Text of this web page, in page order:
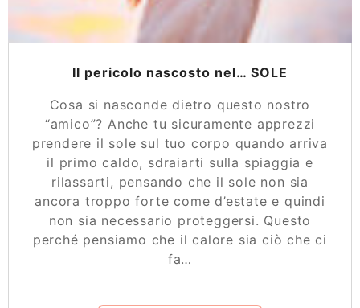
Il pericolo nascosto nel… SOLE
Cosa si nasconde dietro questo nostro
“amico”? Anche tu sicuramente apprezzi
prendere il sole sul tuo corpo quando arriva
il primo caldo, sdraiarti sulla spiaggia e
rilassarti, pensando che il sole non sia
ancora troppo forte come d’estate e quindi
non sia necessario proteggersi. Questo
perché pensiamo che il calore sia ciò che ci
fa…